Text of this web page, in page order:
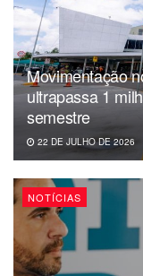
Estatística). No
Bolsa Família é de
global de R$ 145.
benefício era
ocasião (US$ 1,25
Da redação
Movimentação
ultrapassa 1
semestre
22 DE JULHO DE 2026
NOTÍCIAS